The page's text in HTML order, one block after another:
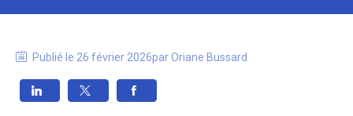
Publié le 26 février 2026parOriane Bussard